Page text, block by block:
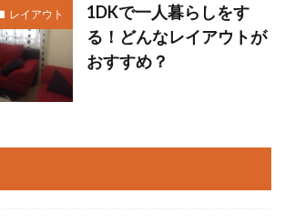
レイアウト
1DKで一人暮らしをす
る！どんなレイアウトが
おすすめ？